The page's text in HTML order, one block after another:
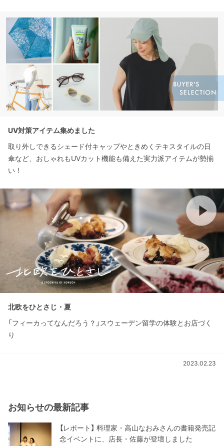
UV対策アイテム集めました
取り外しできるシェード付キャップやときめくテキスタイルの日
傘など、おしゃれもUVカット機能も備えた実力派アイテムが勢揃
い！
北欧をひとさじ・夏
「フィーカってなんだろう？」スウェーデン留学の体験とお店づく
り
2023.02.23
お知らせの最新記事
【レポート】 料理家・高山なおみさんの書籍発売記
念イベントに、店長・佐藤が登壇しました